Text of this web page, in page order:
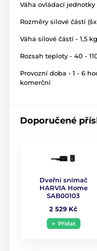
ovládací displej
5 m datový kabel k
návod k montáži
montážní materiál
Váha ovládací jednotky
Rozměry silové části
Váha silové části - 1,5 kg
Rozsah teploty - 40 -
Provozní doba - 1 - 6
komerční
Doporučené
Dveřní snímač
HARVIA Home
SAB00103
2 529 Kč
Přidat